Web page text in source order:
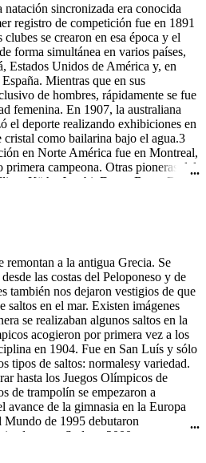
sincronizada era conocida
registro de competición fue en 1891
se crearon en esa época y el
forma simultánea en varios países,
Estados Unidos de América y, en
Mientras que en sus
de hombres, rápidamente se fue
femenina. En 1907, la australiana
el deporte realizando exhibiciones en
como bailarina bajo el agua.3
en Norte América fue en Montreal,
campeona. Otras pioneras del
Käthe Jacobi, Dawn Bean, Billie
Gail Johnson. Muchas de las
se desarrollaban en lagos y ríos.
tuvieron lugar las primeras
y los Estados Unidos.4 En
para Feria Mundial en
lo anunció como "natación
mención a este término, aunque
"rhythmic swimming" (natación
A Source Book of
Pageantry (Minneapolis:
A pesar de esto, fue en Estados
mayor importancia y
de Esther Williams, famosa actriz de
le atribuye ser la gran impulsora de
famoso en sus películas de los años
llegar a todo el mundo. La
en 1984.
remontan a la antigua Grecia. Se
las costas del Peloponeso y de
también nos dejaron vestigios de que
saltos en el mar. Existen imágenes
se realizaban algunos saltos en la
acogieron por primera vez a los
en 1904. Fue en San Luís y sólo
tipos de saltos: normalesy variedad.
hasta los Juegos Olímpicos de
de trampolín se empezaron a
avance de la gimnasia en la Europa
de 1995 debutaron
y en Sydney 2000 se